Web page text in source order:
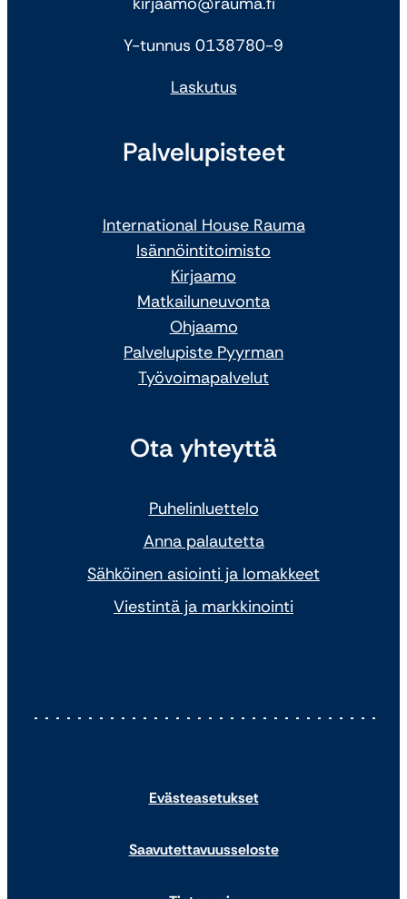
Y-tunnus 0138780-9
Laskutus
Palvelupisteet
International House Rauma
Isännöintitoimisto
Kirjaamo
Matkailuneuvonta
Ohjaamo
Palvelupiste Pyyrman
Työvoimapalvelut
Ota yhteyttä
Puhelinluettelo
Anna palautetta
Sähköinen asiointi ja lomakkeet
Viestintä ja markkinointi
Evästeasetukset
Saavutettavuusseloste